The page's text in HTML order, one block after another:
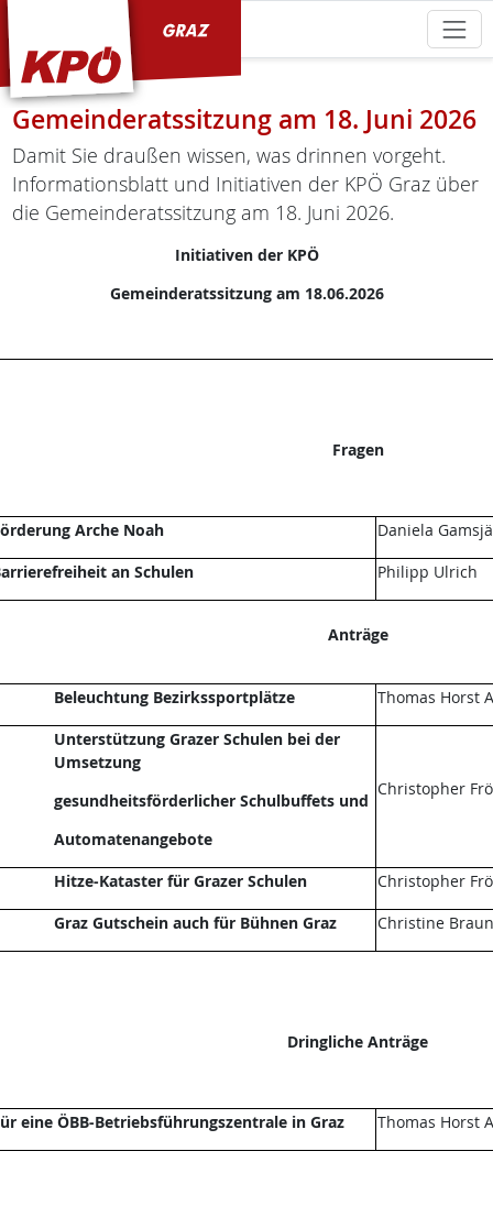
Gemeinderatssitzung am 18. Juni 2026
Damit Sie draußen wissen, was drinnen vorgeht.
Informationsblatt und Initiativen der KPÖ Graz über
die Gemeinderatssitzung am 18. Juni 2026.
Initiativen der KPÖ
Gemeinderatssitzung am 18.06.2026
Fragen
Arche Noah
Daniela
an Schulen
Philipp Ulrich
Anträge
Beleuchtung Bezirkssportplätze
Thomas Horst
Unterstützung Grazer Schulen bei der
Umsetzung
gesundheitsförderlicher Schulbuffets und
Automatenangebote
Christopher
Hitze-Kataster für Grazer Schulen
Christopher
Graz Gutschein auch für Bühnen Graz
Christine
Dringliche Anträge
eine ÖBB-Betriebsführungszentrale in Graz Thomas Horst